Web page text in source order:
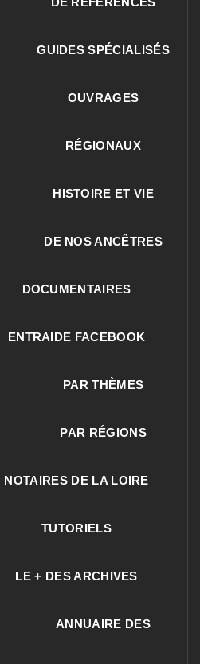
GUIDES SPÉCIALISÉS
OUVRAGES
RÉGIONAUX
HISTOIRE ET VIE
DE NOS ANCÊTRES
DOCUMENTAIRES
ENTRAIDE FACEBOOK
PAR THÈMES
PAR RÉGIONS
NOTAIRES DE LA LOIRE
TUTORIELS
LE + DES ARCHIVES
ANNUAIRE DES